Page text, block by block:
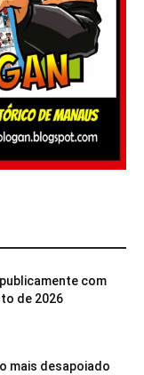
com
de 2026
mais desapoiado